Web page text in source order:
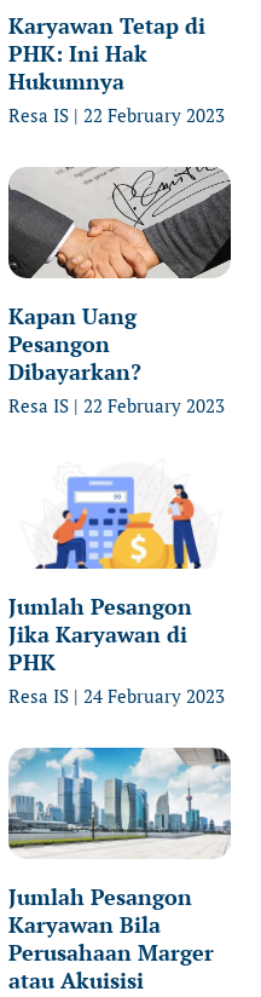
Karyawan Tetap di
PHK: Ini Hak
Hukumnya
Resa IS 22 February 2023
Kapan Uang
Pesangon
Dibayarkan?
Resa IS 22 February 2023
Jumlah Pesangon
Jika Karyawan di
PHK
Resa IS 24 February 2023
Jumlah Pesangon
Karyawan Bila
Perusahaan Marger
atau Akuisisi